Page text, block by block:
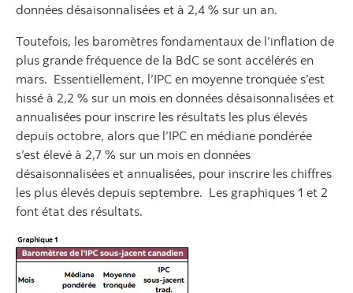
données désaisonnalisées et à 2,4 % sur un an.
Toutefois, les baromètres fondamentaux de l’inflation de
plus grande fréquence de la BdC se sont accélérés en
mars. Essentiellement, l’IPC en moyenne tronquée s’est
hissé à 2,2 % sur un mois en données désaisonnalisées et
annualisées pour inscrire les résultats les plus élevés
depuis octobre, alors que l’IPC en médiane pondérée
s’est élevé à 2,7 % sur un mois en données
désaisonnalisées et annualisées, pour inscrire les chiffres
les plus élevés depuis septembre. Les graphiques 1 et 2
font état des résultats.